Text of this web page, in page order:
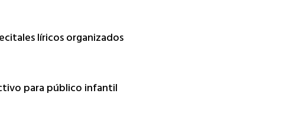
líricos organizados
para público infantil